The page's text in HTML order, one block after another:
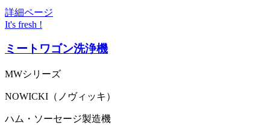
詳細ページ
It's fresh !
ミートワゴン洗浄機
MWシリーズ
NOWICKI（ノヴィッキ）
ハム・ソーセージ製造機